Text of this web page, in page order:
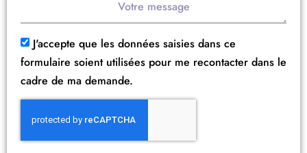
J'accepte que les données saisies dans ce
formulaire soient utilisées pour me recontacter dans le
cadre de ma demande.